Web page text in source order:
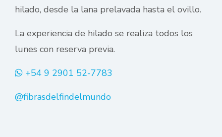
hilado, desde la lana prelavada hasta el ovillo.
La experiencia de hilado se realiza todos los
lunes con reserva previa.
+54 9 2901 52-7783
@fibrasdelfindelmundo